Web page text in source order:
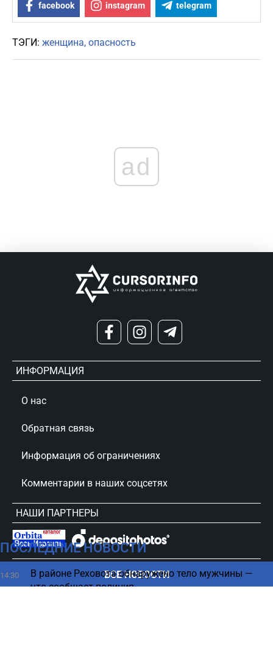
facebook instagram telegram
ТЭГИ: женщина опасность
ПОСЛЕДНИЕ НОВОСТИ
14:30
В районе Реховота обнаружено тело мужчины —
что сообщает полиция
ВСЕ НОВОСТИ
ad
ИНФОРМАЦИЯ
О нас
Обратная связь
Информация об ограничениях
Комментарии в наших соцсетях
НАШИ ПАРТНЕРЫ
сursorinfo.co.il © Все права защищены